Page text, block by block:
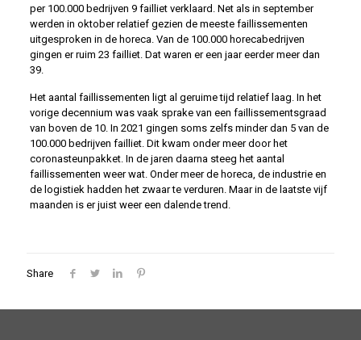
per 100.000 bedrijven 9 failliet verklaard. Net als in september
werden in oktober relatief gezien de meeste faillissementen
uitgesproken in de horeca. Van de 100.000 horecabedrijven
gingen er ruim 23 failliet. Dat waren er een jaar eerder meer dan
39.
Het aantal faillissementen ligt al geruime tijd relatief laag. In het
vorige decennium was vaak sprake van een faillissementsgraad
van boven de 10. In 2021 gingen soms zelfs minder dan 5 van de
100.000 bedrijven failliet. Dit kwam onder meer door het
coronasteunpakket. In de jaren daarna steeg het aantal
faillissementen weer wat. Onder meer de horeca, de industrie en
de logistiek hadden het zwaar te verduren. Maar in de laatste vijf
maanden is er juist weer een dalende trend.
Share